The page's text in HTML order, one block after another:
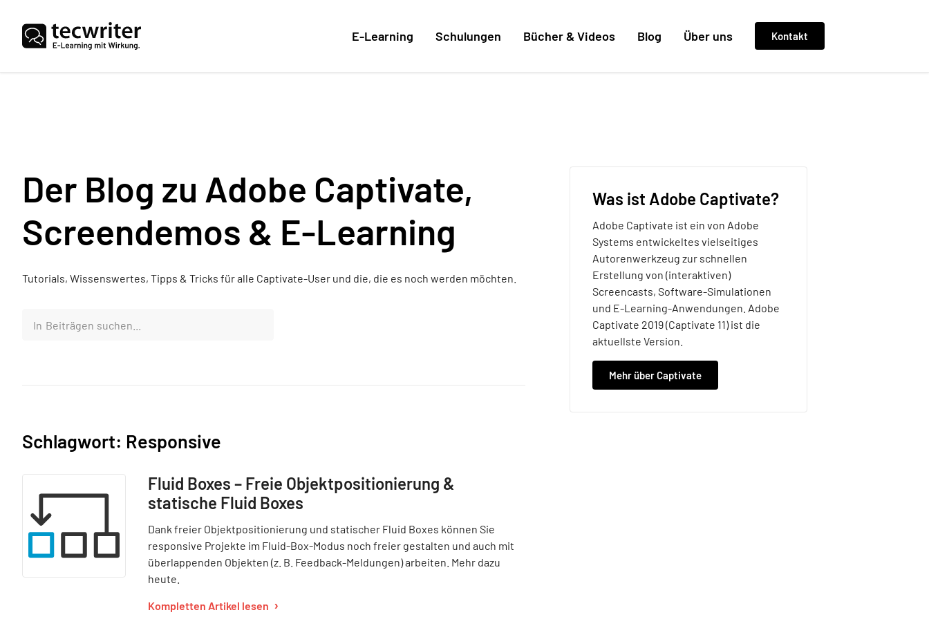
E-Learning Schulungen Bücher & Videos Blog Über uns Kontakt
Der Blog zu Adobe Captivate,
Screendemos & E‑Learning
Tutorials, Wissenswertes, Tipps & Tricks für alle Captivate-User und die, die es noch werden möchten.
Schlagwort: Responsive
Fluid Boxes – Freie Objektpositionierung &
statische Fluid Boxes
Dank freier Objektpositionierung und statischer Fluid Boxes können Sie
responsive Projekte im Fluid-Box-Modus noch freier gestalten und auch mit
überlappenden Objekten (z. B. Feedback-Meldungen) arbeiten. Mehr dazu
heute.
Kompletten Artikel lesen
Was ist Adobe Captivate?
Adobe Captivate ist ein von Adobe
Systems entwickeltes vielseitiges
Autorenwerkzeug zur schnellen
Erstellung von (interaktiven)
Screencasts, Software-Simulationen
und E-Learning-Anwendungen. Adobe
Captivate 2019 (Captivate 11) ist die
aktuellste Version.
Mehr über Captivate